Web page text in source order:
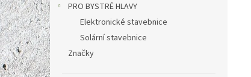
PRO BYSTRÉ HLAVY
Elektronické stavebnice
Solární stavebnice
Značky